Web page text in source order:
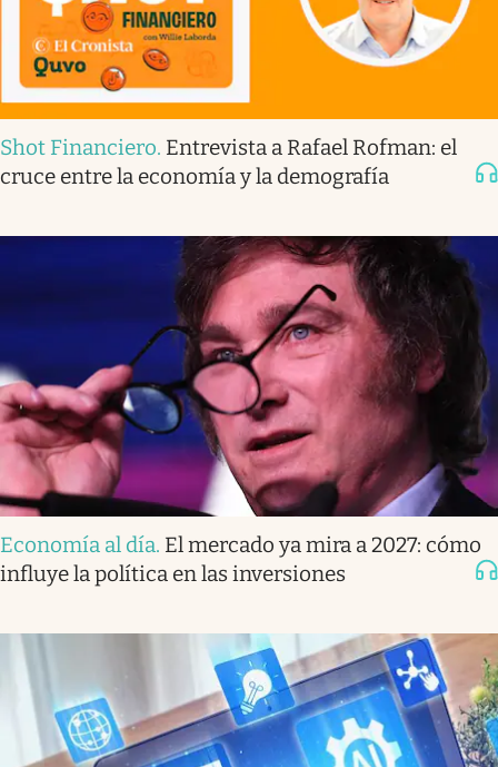
Shot Financiero. Entrevista a Rafael Rofman: el
cruce entre la economía y la demografía
Economía al día. El mercado ya mira a 2027: cómo
influye la política en las inversiones